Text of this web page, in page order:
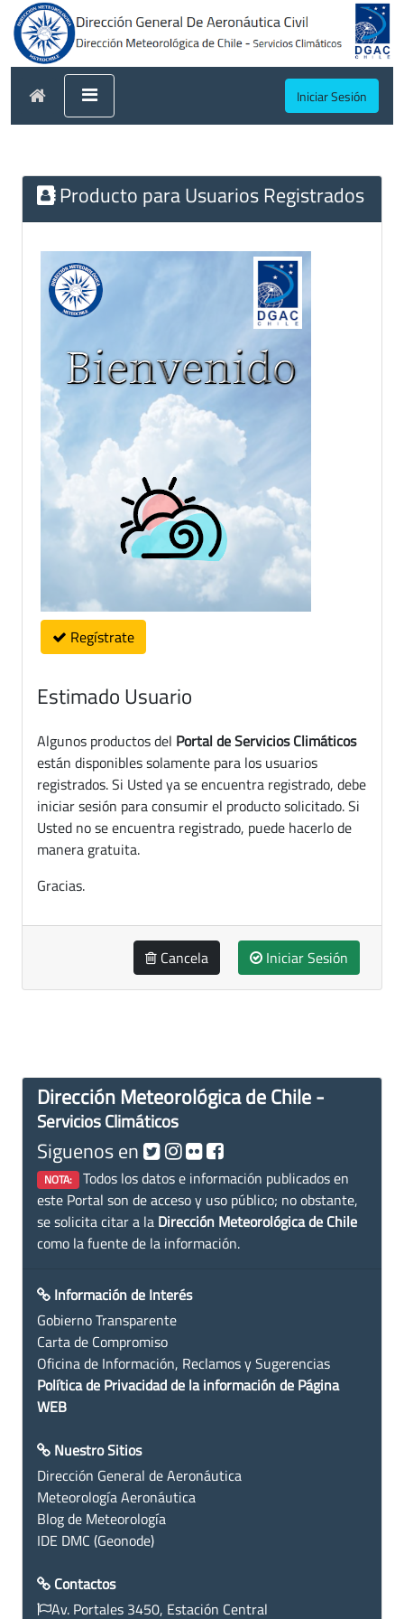
Iniciar Sesión
Producto para Usuarios Registrados
Regístrate
Estimado Usuario
Algunos productos del Portal de Servicios Climáticos
están disponibles solamente para los usuarios
registrados. Si Usted ya se encuentra registrado, debe
iniciar sesión para consumir el producto solicitado. Si
Usted no se encuentra registrado, puede hacerlo de
manera gratuita.
Gracias.
Cancela Iniciar Sesión
Dirección Meteorológica de Chile -
Servicios Climáticos
Siguenos en
NOTA: Todos los datos e información publicados en
este Portal son de acceso y uso público; no obstante,
se solicita citar a la Dirección Meteorológica de Chile
como la fuente de la información.
Información de Interés
Gobierno Transparente
Carta de Compromiso
Oficina de Información, Reclamos y Sugerencias
Política de Privacidad de la información de Página
WEB
Nuestro Sitios
Dirección General de Aeronáutica
Meteorología Aeronáutica
Blog de Meteorología
IDE DMC (Geonode)
Contactos
Av. Portales 3450, Estación Central